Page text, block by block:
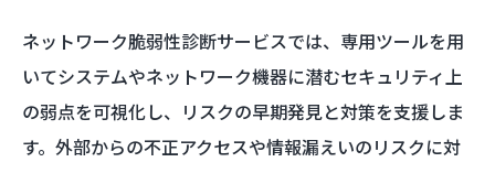
ネットワーク脆弱性診断サービスでは、専用ツールを用
いてシステムやネットワーク機器に潜むセキュリティ上
の弱点を可視化し、リスクの早期発見と対策を支援しま
す。外部からの不正アクセスや情報漏えいのリスクに対